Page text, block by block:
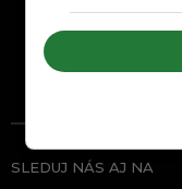
SLEDUJ NÁS AJ NA